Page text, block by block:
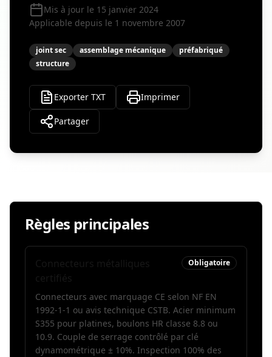
Mis à jour le 15 janvier 2024
Applicable depuis le 1 novembre 2007
joint sec assemblage mécanique
préfabriqué
structure
Exporter TXT Imprimer
Partager
Règles principales
Obligatoire
Connecteurs avec marquage CE selon NF EN
1992-1-1 ou avis technique CSTB. Acier minimum
S355 pour platines, boulons HR classe 8.8 ou
10.9. Couple de serrage contrôlé par clé
dynamométrique ± 10%. Inspection 100% des